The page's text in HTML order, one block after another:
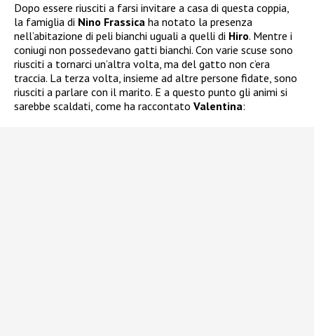
Dopo essere riusciti a farsi invitare a casa di questa coppia,
la famiglia di Nino Frassica ha notato la presenza
nell’abitazione di peli bianchi uguali a quelli di Hiro. Mentre i
coniugi non possedevano gatti bianchi. Con varie scuse sono
riusciti a tornarci un’altra volta, ma del gatto non c’era
traccia. La terza volta, insieme ad altre persone fidate, sono
riusciti a parlare con il marito. E a questo punto gli animi si
sarebbe scaldati, come ha raccontato Valentina: